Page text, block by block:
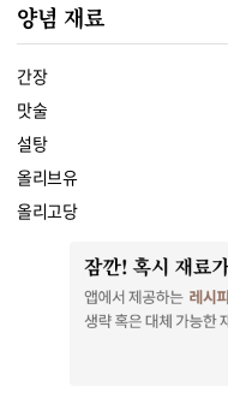
양념 재료
간장
맛술
설탕
올리브유
올리고당